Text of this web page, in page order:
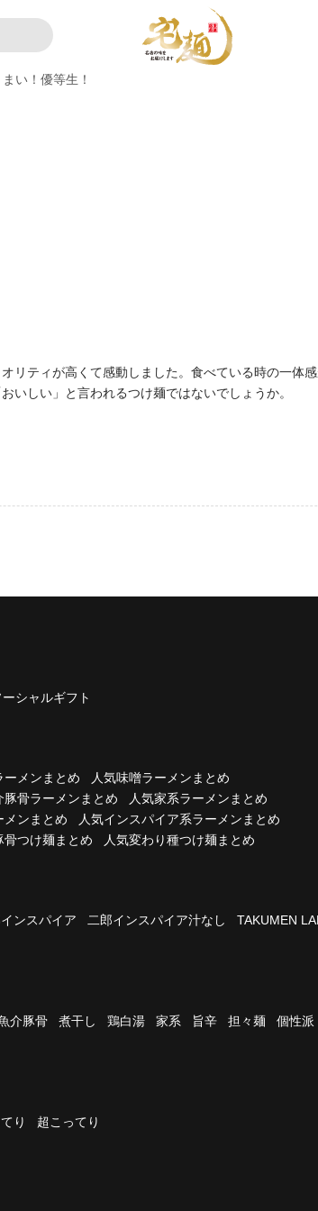
まい！優等生！
リティが高くて感動しました。食べている時の一体
いしい」と言われるつけ麺ではないでしょうか。
ーシャルギフト
ーメンまとめ
人気味噌ラーメンまとめ
豚骨ラーメンまとめ
人気家系ラーメンまとめ
メンまとめ
人気インスパイア系ラーメンまとめ
骨つけ麺まとめ 人気変わり種つけ麺まとめ
ンスパイア 二郎インスパイア汁なし
TAKUMEN
介豚骨 煮干し 鶏白湯 家系 旨辛 担々麺
個性派
り 超こってり